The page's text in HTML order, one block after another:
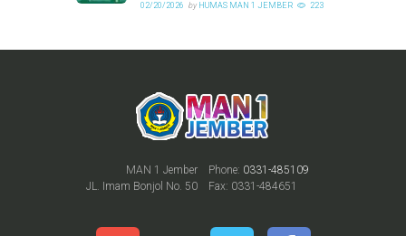
02/20/2026 by HUMAS MAN 1 JEMBER 223
Phone: 0331-485109
Fax: 0331-484651
MAN 1 Jember
JL. Imam Bonjol No. 50